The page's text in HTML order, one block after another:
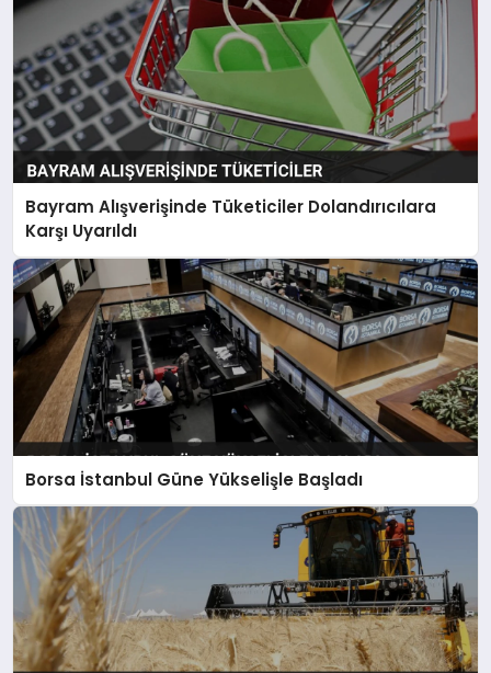
Bayram Alışverişinde Tüketiciler Dolandırıcılara
Karşı Uyarıldı
Borsa İstanbul Güne Yükselişle Başladı